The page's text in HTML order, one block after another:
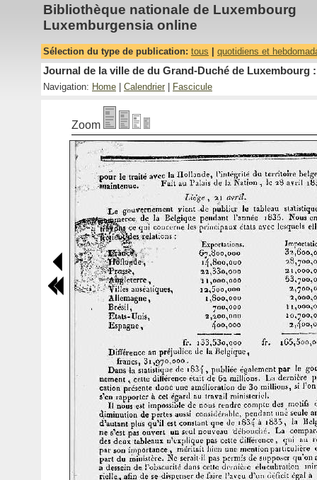
Bibliothèque nationale de Luxembourg
Luxemburgensia online
Sélection du type de publication: tous quotidiens et
Journal de la ville de du Grand-Duché de Luxembourg
Navigation: Home Calendrier Fascicule
Zoom